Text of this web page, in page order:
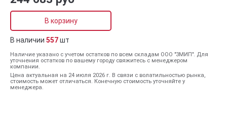
В корзину
В наличии 557шт
Наличие указано с учетом остатков по всем складам ООО "ЗМИП". Для
уточнения остатков по вашему городу свяжитесь с менеджером
компании.
Цена актуальная на 24 июля 2026 г. В связи с волатильностью рынка,
стоимость может отличаться. Конечную стоимость уточняйте у
менеджера.